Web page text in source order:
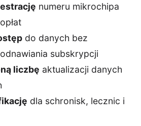
numeru mikrochipa
do danych bez
subskrypcji
liczbę aktualizacji danych
dla schronisk, lecznic i